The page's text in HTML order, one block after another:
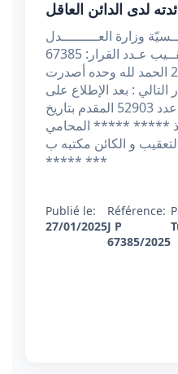
لدى الدائن العاقل
وزارة العـــــــــدل
محكمــــــة التعقــيب عـدد القرار: 67385
تـاريـــخه: 27/01/2025 الحمد لله وحده أصدرت
: بعد الإطلاع على
مطلب التعقيب عدد 52903 المقدم بتاريخ
الأستاذ ***** ***** المحامي
و الكائن مكتبه ب***** *****
***** ***
Publié le:
27/01/2025
Référence:
J P
67385/2025